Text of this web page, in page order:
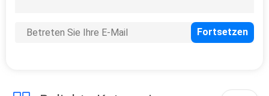
klebendes